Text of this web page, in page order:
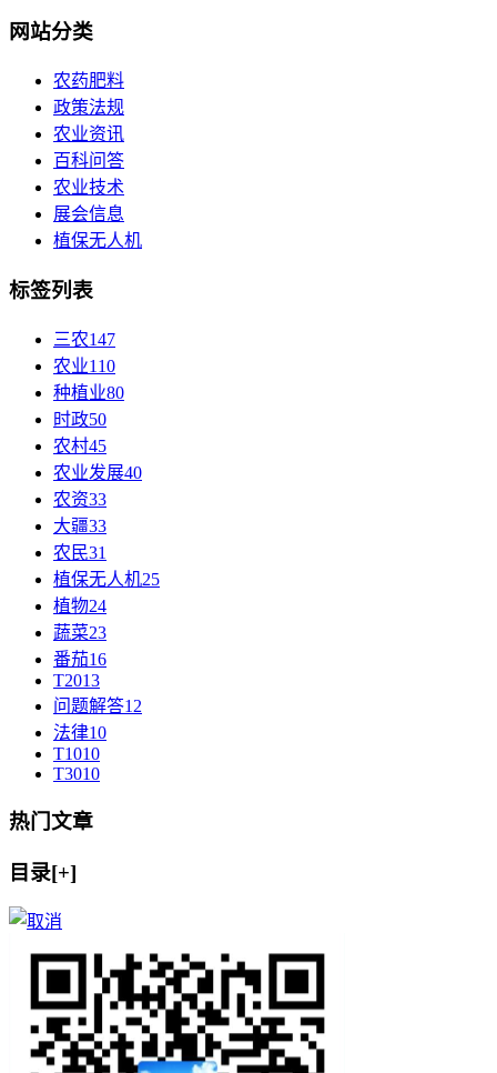
网站分类
农药肥料
政策法规
农业资讯
百科问答
农业技术
展会信息
植保无人机
标签列表
三农147
农业110
种植业80
时政50
农村45
农业发展40
农资33
大疆33
农民31
植保无人机25
植物24
蔬菜23
番茄16
T2013
问题解答12
法律10
T1010
T3010
热门文章
目录[+]